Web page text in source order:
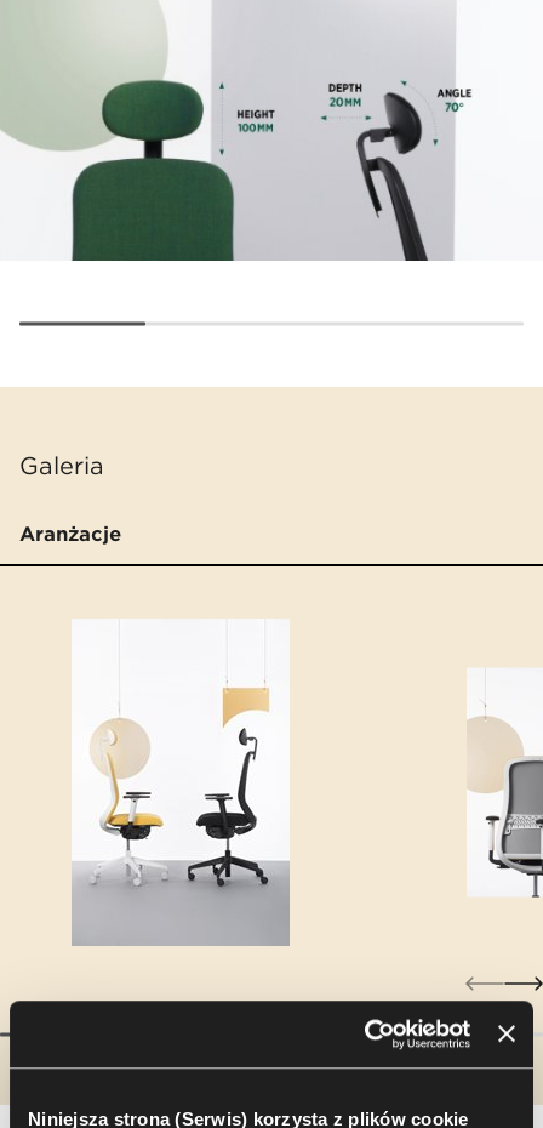
Niniejsza strona (Serwis) korzysta z plików cookie
Galeria
Aranżacje